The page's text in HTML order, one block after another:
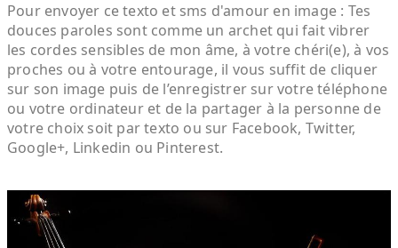
Pour envoyer ce texto et sms d'amour en image : Tes
douces paroles sont comme un archet qui fait vibrer
les cordes sensibles de mon âme, à votre chéri(e), à vos
proches ou à votre entourage, il vous suffit de cliquer
sur son image puis de l’enregistrer sur votre téléphone
ou votre ordinateur et de la partager à la personne de
votre choix soit par texto ou sur Facebook, Twitter,
Google+, Linkedin ou Pinterest.